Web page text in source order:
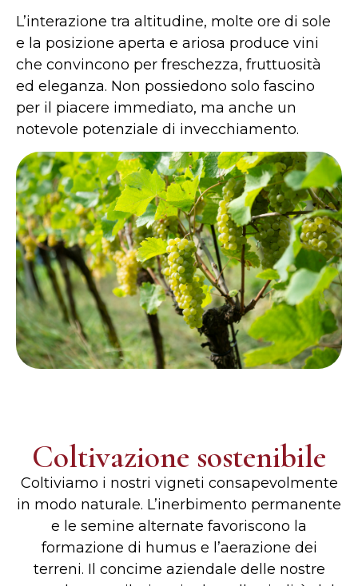
L’interazione tra altitudine, molte ore di sole
e la posizione aperta e ariosa produce vini
che convincono per freschezza, fruttuosità
ed eleganza. Non possiedono solo fascino
per il piacere immediato, ma anche un
notevole potenziale di invecchiamento.
Coltivazione sostenibile
Coltiviamo i nostri vigneti consapevolmente
in modo naturale. L’inerbimento permanente
e le semine alternate favoriscono la
formazione di humus e l’aerazione dei
terreni. Il concime aziendale delle nostre